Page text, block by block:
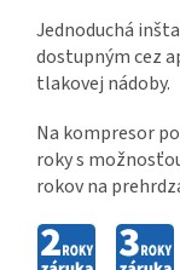
Jednoduchá
dostupným cez
tlakovej nádoby.
Na kompresor
roky s
rokov na